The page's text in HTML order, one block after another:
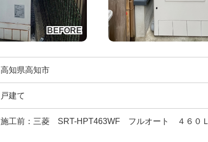
高知県高知市
戸建て
施工前：三菱 SRT-HPT463WF フルオート ４６０Ｌ